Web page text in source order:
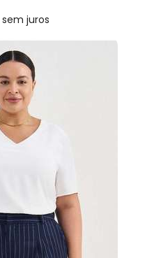
sem juros